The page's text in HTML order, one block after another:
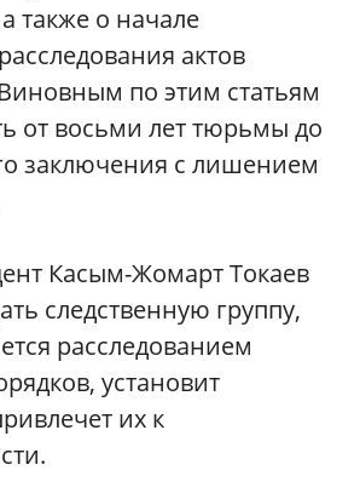
также о начале
актов
по этим статьям
от восьми лет тюрьмы до
заключения с лишением
Касым-Жомарт Токаев
следственную группу,
расследованием
установит
их к